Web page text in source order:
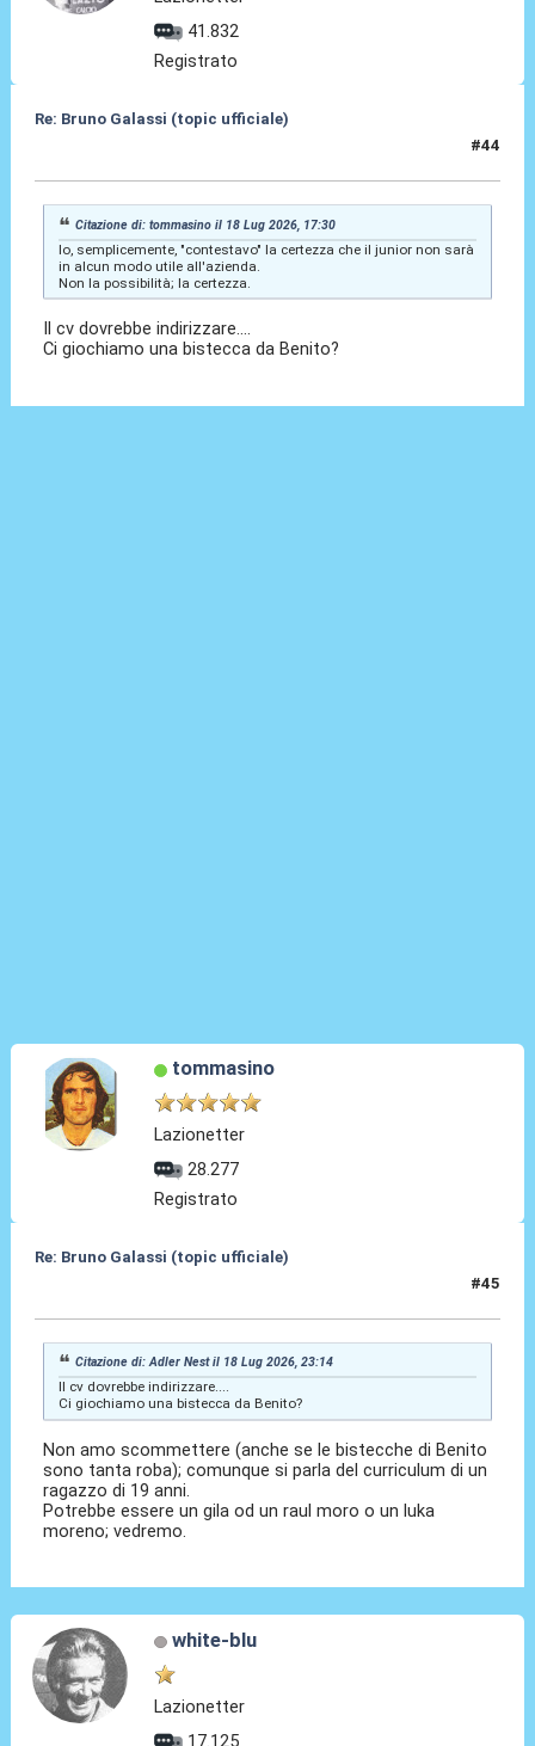
41.832
Registrato
Re: Bruno Galassi (topic ufficiale)
#44
Citazione di: tommasino il 18 Lug 2026, 17:30
Io, semplicemente, "contestavo" la certezza che il junior non sarà
in alcun modo utile all'azienda.
Non la possibilità; la certezza.
Il cv dovrebbe indirizzare....
Ci giochiamo una bistecca da Benito?
tommasino
Lazionetter
28.277
Registrato
Re: Bruno Galassi (topic ufficiale)
#45
Citazione di: Adler Nest il 18 Lug 2026, 23:14
Il cv dovrebbe indirizzare....
Ci giochiamo una bistecca da Benito?
Non amo scommettere (anche se le bistecche di Benito
sono tanta roba); comunque si parla del curriculum di un
ragazzo di 19 anni.
Potrebbe essere un gila od un raul moro o un luka
moreno; vedremo.
white-blu
Lazionetter
17.125